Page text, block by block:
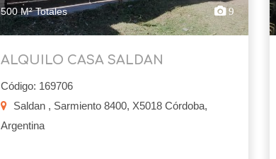
500 M² Totales 9
ALQUILO CASA SALDAN
Código: 169706
Saldan , Sarmiento 8400, X5018 Córdoba,
Argentina